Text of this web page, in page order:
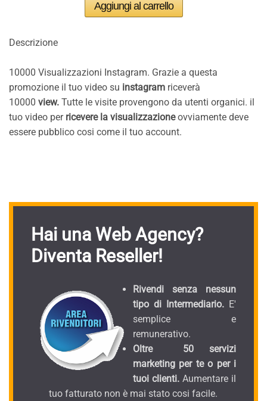
Descrizione
10000 Visualizzazioni Instagram. Grazie a questa
promozione il tuo video su instagram riceverà
10000 view. Tutte le visite provengono da utenti organici. il
tuo video per ricevere la visualizzazioneovviamente deve
essere pubblico cosi come il tuo account.
Hai una Web Agency?
Diventa Reseller!
Rivendi senza nessun
tipo di Intermediario. E'
semplice e
remunerativo.
Oltre 50 servizi
marketing per te o per i
tuoi clienti. Aumentare il
tuo fatturato non è mai stato cosi facile.